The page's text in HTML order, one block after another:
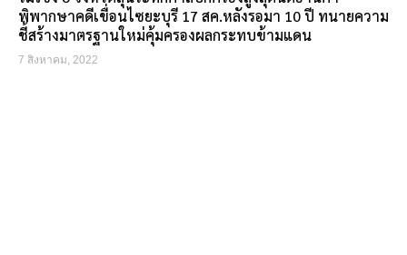
พิพากษาคดีเขื่อนไซยะบุรี 17 สค.หลังรอมา 10 ปี ทนายความ
ชี้สร้างมาตรฐานใหม่คุ้มครองผลกระทบข้ามแดน
7 สิงหาคม, 2022